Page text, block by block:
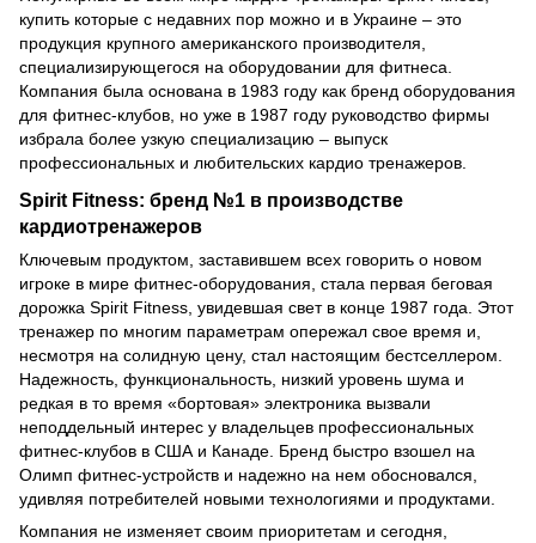
купить которые с недавних пор можно и в Украине – это
продукция крупного американского производителя,
специализирующегося на оборудовании для фитнеса.
Компания была основана в 1983 году как бренд оборудования
для фитнес-клубов, но уже в 1987 году руководство фирмы
избрала более узкую специализацию – выпуск
профессиональных и любительских кардио тренажеров.
Spirit Fitness: бренд №1 в производстве
кардиотренажеров
Ключевым продуктом, заставившем всех говорить о новом
игроке в мире фитнес-оборудования, стала первая беговая
дорожка Spirit Fitness, увидевшая свет в конце 1987 года. Этот
тренажер по многим параметрам опережал свое время и,
несмотря на солидную цену, стал настоящим бестселлером.
Надежность, функциональность, низкий уровень шума и
редкая в то время «бортовая» электроника вызвали
неподдельный интерес у владельцев профессиональных
фитнес-клубов в США и Канаде. Бренд быстро взошел на
Олимп фитнес-устройств и надежно на нем обосновался,
удивляя потребителей новыми технологиями и продуктами.
Компания не изменяет своим приоритетам и сегодня,